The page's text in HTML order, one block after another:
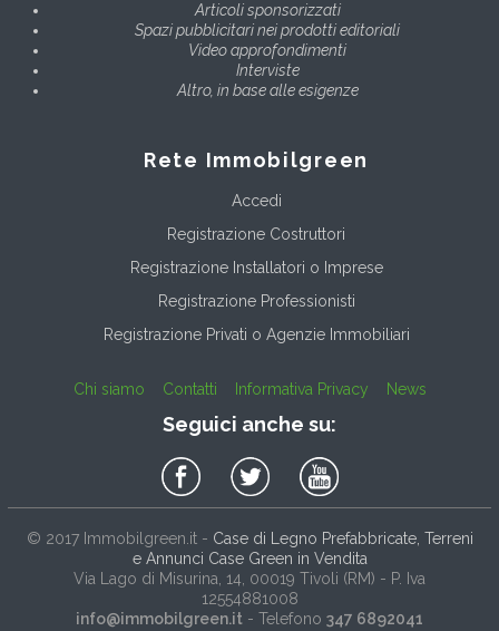
Articoli sponsorizzati
Spazi pubblicitari nei prodotti editoriali
Video approfondimenti
Interviste
Altro, in base alle esigenze
Rete Immobilgreen
Accedi
Registrazione Costruttori
Registrazione Installatori o Imprese
Registrazione Professionisti
Registrazione Privati o Agenzie Immobiliari
Chi siamo Contatti Informativa Privacy News
Seguici anche su:
© 2017 Immobilgreen.it- Case di Legno Prefabbricate, Terreni
e Annunci Case Green in Vendita
Via Lago di Misurina, 14 , 00019 Tivoli (RM) - P. Iva
12554881008
info@immobilgreen.it - Telefono 347 6892041